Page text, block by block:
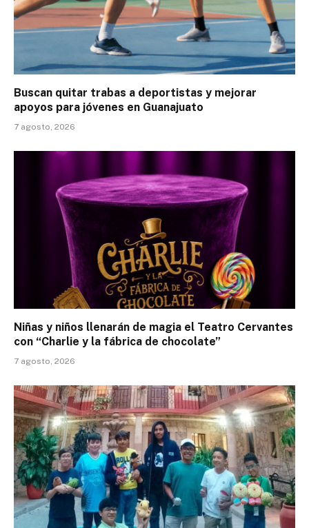
Buscan quitar trabas a deportistas y mejorar
apoyos para jóvenes en Guanajuato
7 agosto, 2026
Niñas y niños llenarán de magia el Teatro Cervantes
con “Charlie y la fábrica de chocolate”
7 agosto, 2026